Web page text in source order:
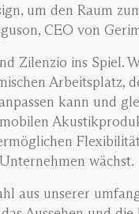
um den Raum
CEO von
Zilenzio ins Spiel.
Arbeitsplatz,
kann und
wächst.
aus unserer